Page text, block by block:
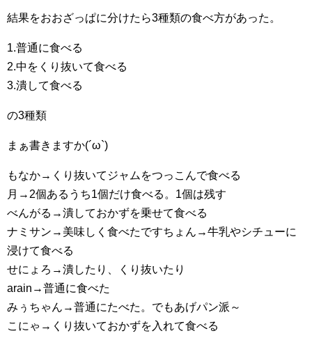
結果をおおざっぱに分けたら3種類の食べ方があった。
1.普通に食べる
2.中をくり抜いて食べる
3.潰して食べる
の3種類
まぁ書きますか(´ω`)
もなか→くり抜いてジャムをつっこんで食べる
月→2個あるうち1個だけ食べる。1個は残す
べんがる→潰しておかずを乗せて食べる
ナミサン→美味しく食べたですちょん→牛乳やシチューに
浸けて食べる
せにょろ→潰したり、くり抜いたり
arain→普通に食べた
みぅちゃん→普通にたべた。でもあげパン派～
こにゃ→くり抜いておかずを入れて食べる